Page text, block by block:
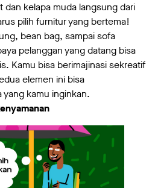
dan kelapa muda langsung dari
pilih furnitur yang bertema!
bean bag, sampai sofa
pelanggan yang datang bisa
Kamu bisa berimajinasi sekreatif
elemen ini bisa
kamu inginkan.